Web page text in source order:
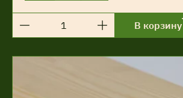
В корзину